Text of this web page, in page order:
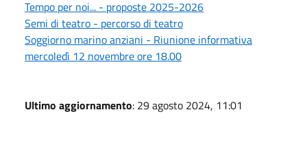
Tempo per noi... - proposte 2025-2026
Semi di teatro - percorso di teatro
Soggiorno marino anziani - Riunione informativa
mercoledì 12 novembre ore 18.00
Ultimo aggiornamento: 29 agosto 2024, 11:01